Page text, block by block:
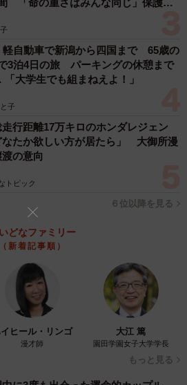
国展開中。物価高の現代だから
物文化の創出を目指している。
ームページ
間 「命の重さはみんな同じ」保護団
軽自動車で新潟から四国まで 65歳の
3泊4日の旅 パーキングの休憩まで
大学生でも組まねえよ！」
子
行距離17万キロのホンダレジェン
たか欲しい方が居たら」 大御所漫
の意向
トピック
６位以降を見る
どなファミリー
（新着記事順）
ヒール・リンゴ
漫才師
大江 篤
園田学園女子大学学長
もっと見る